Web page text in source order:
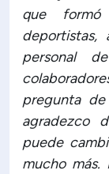
que formó
deportistas,
personal
pregunta
agradezco
puede
mucho más.